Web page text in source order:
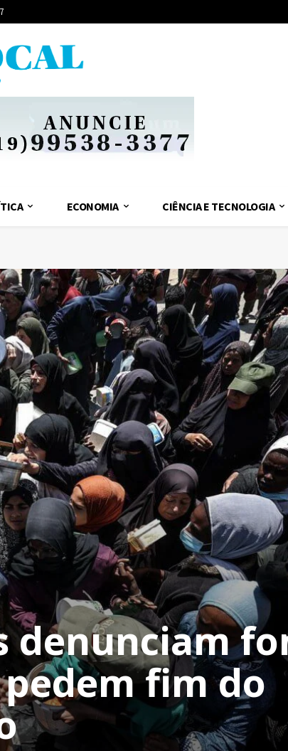
ECONOMIA CIÊNCIA E TECNOLOGIA
denunciam
pedem fim do